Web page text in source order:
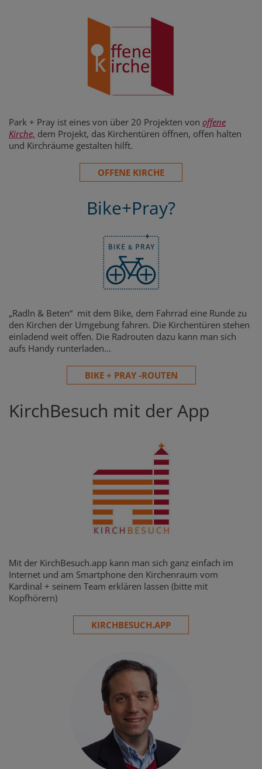
Park + Pray ist eines von über 20 Projekten von offene
Kirche, dem Projekt, das Kirchentüren öffnen, offen halten
und Kirchräume gestalten hilft.
OFFENE KIRCHE
Bike+Pray?
„Radln & Beten“ mit dem Bike, dem Fahrrad eine Runde zu
den Kirchen der Umgebung fahren. Die Kirchentüren stehen
einladend weit offen. Die Radrouten dazu kann man sich
aufs Handy runterladen...
BIKE + PRAY -ROUTEN
KirchBesuch mit der App
Mit der KirchBesuch.app kann man sich ganz einfach im
Internet und am Smartphone den Kirchenraum vom
Kardinal + seinem Team erklären lassen (bitte mit
Kopfhörern)
KIRCHBESUCH.APP